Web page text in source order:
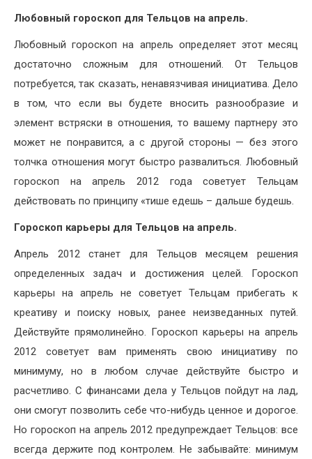
Любовный гороскоп для Тельцов на апрель.
Любовный гороскоп на апрель определяет этот месяц
достаточно сложным для отношений. От Тельцов
потребуется, так сказать, ненавязчивая инициатива. Дело
в том, что если вы будете вносить разнообразие и
элемент встряски в отношения, то вашему партнеру это
может не понравится, а с другой стороны — без этого
толчка отношения могут быстро развалиться. Любовный
гороскоп на апрель 2012 года советует Тельцам
действовать по принципу «тише едешь – дальше будешь.
Гороскоп карьеры для Тельцов на апрель.
Апрель 2012 станет для Тельцов месяцем решения
определенных задач и достижения целей. Гороскоп
карьеры на апрель не советует Тельцам прибегать к
креативу и поиску новых, ранее неизведанных путей.
Действуйте прямолинейно. Гороскоп карьеры на апрель
2012 советует вам применять свою инициативу по
минимуму, но в любом случае действуйте быстро и
расчетливо. С финансами дела у Тельцов пойдут на лад,
они смогут позволить себе что-нибудь ценное и дорогое.
Но гороскоп на апрель 2012 предупреждает Тельцов: все
всегда держите под контролем. Не забывайте: минимум